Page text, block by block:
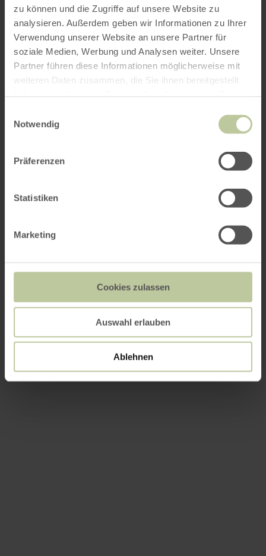
zu können und die Zugriffe auf unsere Website zu
analysieren. Außerdem geben wir Informationen zu Ihrer
Verwendung unserer Website an unsere Partner für
soziale Medien, Werbung und Analysen weiter. Unsere
Partner führen diese Informationen möglicherweise mit
weiteren Daten zusammen, die Sie ihnen bereitgestellt
Notwendig
Präferenzen
Statistiken
Marketing
Cookies zulassen
Auswahl erlauben
Ablehnen